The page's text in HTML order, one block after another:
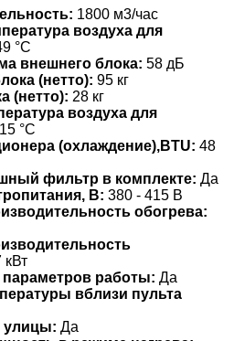
1800 м3/час
воздуха для
°С
внешнего блока: 58 дБ
(нетто): 95 кг
(нетто): 28 кг
воздуха для
°С
(охлаждение),BTU: 48
фильтр в комплекте: Да
В: 380 - 415 В
обогрева:
кВт
работы: Да
вблизи пульта
улицы: Да